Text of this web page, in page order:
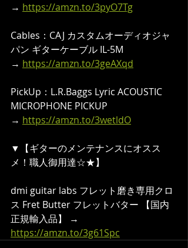
→ https://amzn.to/3pyO7Tg
Cables：CAJ カスタムオーディオジャ
パン ギターケーブル IL-5M
→ https://amzn.to/3geAXqd
PickUp：L.R.Baggs Lyric ACOUSTIC
MICROPHONE PICKUP
→ https://amzn.to/3wetldO
▼【ギターのメンテナンスにオスス
メ！職人御用達☆★】
dmi guitar labs フレット磨き専用クロ
ス Fret Butter フレットバター 【国内
正規輸入品】 →
https://amzn.to/3g61Spc